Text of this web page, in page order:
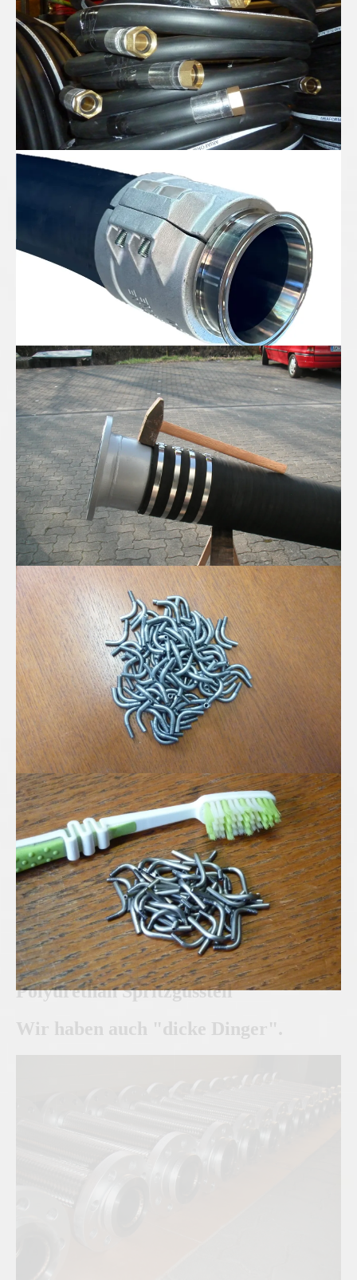
Gummispiralschlauch DN100
Spiral Saug-Druckschlauch in DN300
Edelstahl Mini-Rohrbögen
Edelstahl Mikro-Rohrbögen
Polyurethan Spritzgussteil
Wir haben auch "dicke Dinger".